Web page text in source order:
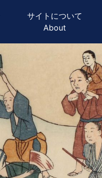
サイトについて
About